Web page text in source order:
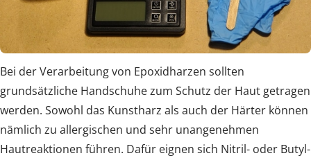
Bei der Verarbeitung von Epoxidharzen sollten
grundsätzliche Handschuhe zum Schutz der Haut getragen
werden. Sowohl das Kunstharz als auch der Härter können
nämlich zu allergischen und sehr unangenehmen
Hautreaktionen führen. Dafür eignen sich Nitril- oder Butyl-